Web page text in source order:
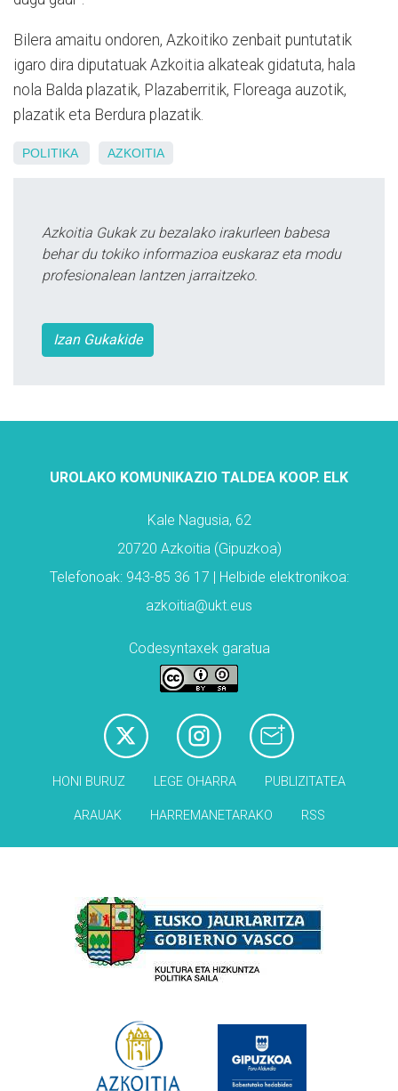
Bilera amaitu ondoren, Azkoitiko zenbait puntutatik
igaro dira diputatuak Azkoitia alkateak gidatuta, hala
nola Balda plazatik, Plazaberritik, Floreaga auzotik,
plazatik eta Berdura plazatik.
POLITIKA AZKOITIA
Azkoitia Gukak zu bezalako irakurleen babesa
behar du tokiko informazioa euskaraz eta modu
profesionalean lantzen jarraitzeko.
Izan Gukakide
UROLAKO KOMUNIKAZIO TALDEA KOOP. ELK
Kale Nagusia, 62
20720 Azkoitia (Gipuzkoa)
Telefonoak: 943-85 36 17 | Helbide elektronikoa:
azkoitia@ukt.eus
Codesyntaxek garatua
HONI BURUZ LEGE OHARRA PUBLIZITATEA
ARAUAK HARREMANETARAKO RSS